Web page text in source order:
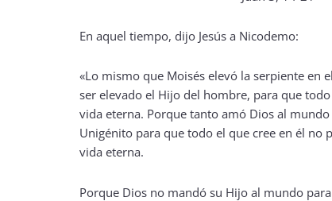
En aquel tiempo, dijo Jesús a Nicodemo:
«Lo mismo que Moisés elevó la serpiente en
ser elevado el Hijo del hombre, para que
vida eterna. Porque tanto amó Dios al
Unigénito para que todo el que cree en él no
vida eterna.
Porque Dios no mandó su Hijo al mundo